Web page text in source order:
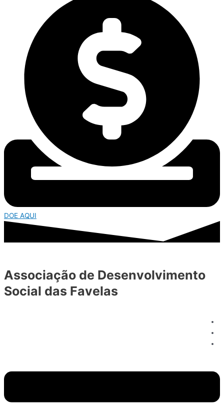
DOE AQUI
Associação de Desenvolvimento
Social das Favelas